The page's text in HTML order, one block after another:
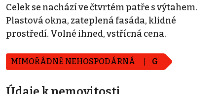
Celek se nachází ve čtvrtém patře s výtahem.
Plastová okna, zateplená fasáda, klidné
prostředí. Volné ihned, vstřícná cena.
MIMOŘÁDNĚ NEHOSPODÁRNÁ G